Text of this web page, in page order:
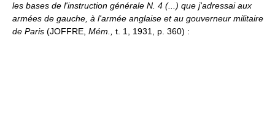
les bases de l'instruction générale N. 4 (...) que j'adressai aux
armées de gauche, à l'armée anglaise et au gouverneur militaire
de Paris (JOFFRE, Mém., t. 1, 1931, p. 360) :